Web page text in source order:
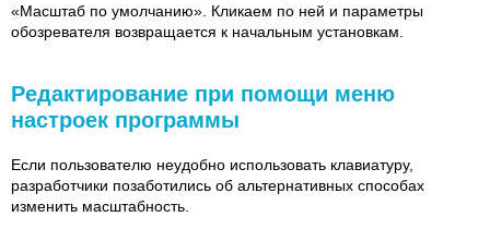
«Масштаб по умолчанию». Кликаем по ней и параметры
обозревателя возвращается к начальным установкам.
Редактирование при помощи меню
настроек программы
Если пользователю неудобно использовать клавиатуру,
разработчики позаботились об альтернативных способах
изменить масштабность.